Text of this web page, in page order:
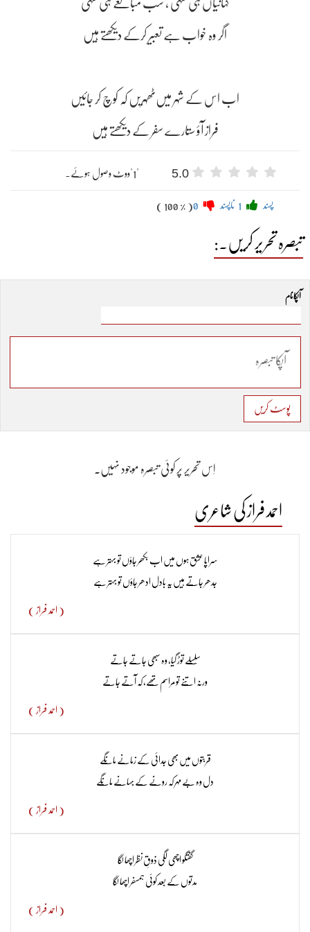
کہانیاں ہی سہی ، سب مبالغے ہی سہی
اگر وہ خواب ہے تعبیر کرکے دیکھتے ہیں
اب اس کے شہر میں‌ٹھہریں کہ کوچ کر جائیں
5.0 "1"ووٹ وصول ہوئے۔
پسند ناپسند ( 100 % )
تبصرہ تحریر کریں۔:
آپکا نام
پوسٹ کریں
اِس تحریر پر کوئی تبصرہ موجود نہیں۔
احمد فراز کی شاعری
سراپا عشق ہوں میں اب بکھر جاؤں تو بہتر ہے
جدھر جاتے ہیں یہ بادل ادھر جاؤں تو بہتر ہے
( احمد فراز )
سلسلے توڑ گیا، وہ سبھی جاتے جاتے
ورنہ اتنے تو مراسم تھے، کہ آتے جاتے
( احمد فراز )
قربتوں میں بھی جدائی کے زمانے مانگے
دل وہ بے مہر کہ رونے کے بہانے مانگے
( احمد فراز )
گفتگو اچھی لگی ذوقِ نظر اچھا لگا
مدتوں کے بعد کوئی ہمسفر اچھا لگا
( احمد فراز )